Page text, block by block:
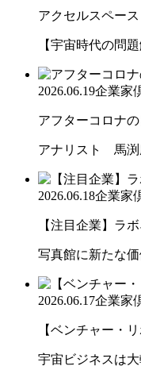
アクセルスペー
【宇宙時代の問
2026.06.19企業家
アフターコロナ
アナリスト 馬渕
2026.06.18企業家
【注目企業】ラ
写真館に新たな
2026.06.17企業家
【ベンチャー・
宇宙ビジネスは